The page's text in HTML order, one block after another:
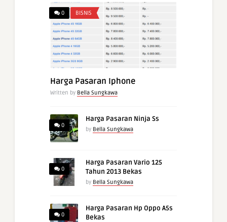
0 BISNIS
Harga Pasaran Iphone
Written by Bella Sungkawa
0
Harga Pasaran Ninja Ss
by Bella Sungkawa
0
Harga Pasaran Vario 125
Tahun 2013 Bekas
by Bella Sungkawa
0
Harga Pasaran Hp Oppo A5s
Bekas